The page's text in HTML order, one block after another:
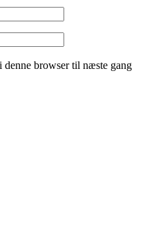
browser til næste gang